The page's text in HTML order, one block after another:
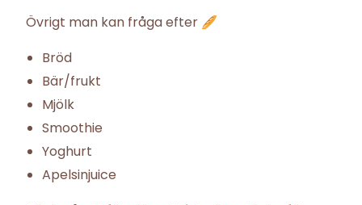
Övrigt man kan fråga efter 🥖
Bröd
Bär/frukt
Mjölk
Smoothie
Yoghurt
Apelsinjuice